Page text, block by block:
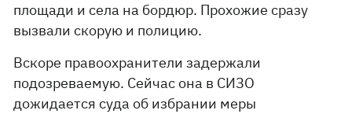
площади и села на бордюр. Прохожие сразу
вызвали скорую и полицию.
Вскоре правоохранители задержали
подозреваемую. Сейчас она в СИЗО
дожидается суда об избрании меры